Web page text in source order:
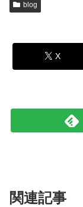
blog
X
関連記事